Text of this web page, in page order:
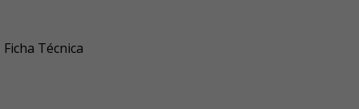
Ficha Técnica